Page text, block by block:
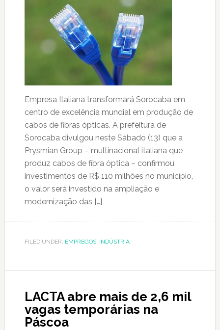
Empresa Italiana transformará Sorocaba em
centro de excelência mundial em produção de
cabos de fibras ópticas. A prefeitura de
Sorocaba divulgou neste Sábado (13) que a
Prysmian Group – multinacional italiana que
produz cabos de fibra óptica – confirmou
investimentos de R$ 110 milhões no município,
o valor será investido na ampliação e
modernização das […]
FILED UNDER: EMPREGOS, INDÚSTRIA
LACTA abre mais de 2,6 mil
vagas temporárias na
Páscoa